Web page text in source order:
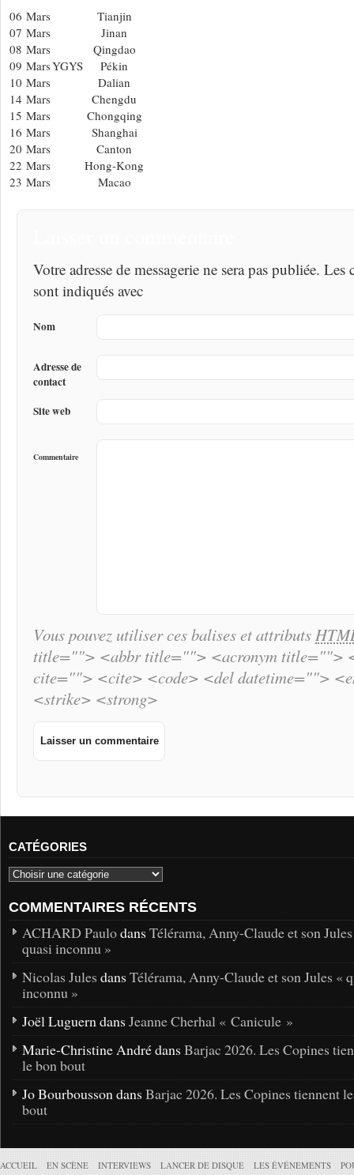
06 Mars
Tianjin
07 Mars
Jinan
08 Mars
Qingdao
09 MarsYGYS
Pékin
10 Mars
Dalian
14 Mars
Chengdu
15 Mars
Chongqing
16 Mars
Shanghai
20 Mars
Canton
22 Mars
Hong-Kong
23 Mars
Macao
Votre adresse de messagerie ne sera pas publiée.
sont indiqués avec
Nom
Adresse de
contact
Site web
Commentaire
Vous pouvez utiliser ces balises et attributs
title=""> <abbr title=""> <acronym title="">
cite=""> <cite> <code> <del datetime="">
<strike> <strong>
CATÉGORIES
COMMENTAIRES RÉCENTS
ACHARD Paulodans Télérama, Anny-Claude et son
quasi inconnu »
Nicolas Jules dans Télérama, Anny-Claude et son Jules «
inconnu »
Joël Luguern dans Jeanne Cherhal « Canicule »
Marie-Christine André dans Barjac 2026. Les Copines
le bon bout
Jo Bourbousson dans Barjac 2026. Les Copines tiennent
bout
ACCUEIL EN SCÈNE INTERVIEWS LANCER DE DISQUE LES ÉVÉNEMENTS